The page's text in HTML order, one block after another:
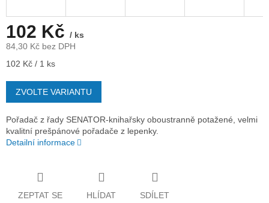
102 Kč / ks
84,30 Kč bez DPH
Měrná
102 Kč / 1 ks
ZVOLTE VARIANTU
Pořadač z řady SENATOR-knihařsky oboustranně potažené, velmi
kvalitní prešpánové pořadače z lepenky.
Detailní informace
ZEPTAT SE HLÍDAT SDÍLET